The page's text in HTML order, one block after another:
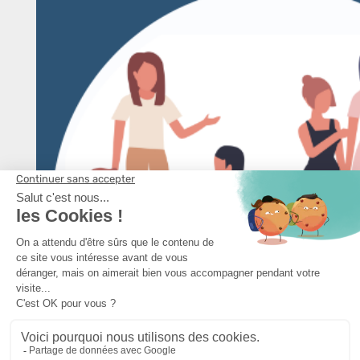
3 CLICS
pourconfigurer et maintenir
votre parc de capteurs en conditions opérationnelles
En savoir plus
CONTACTEZ-NOUS
CGV